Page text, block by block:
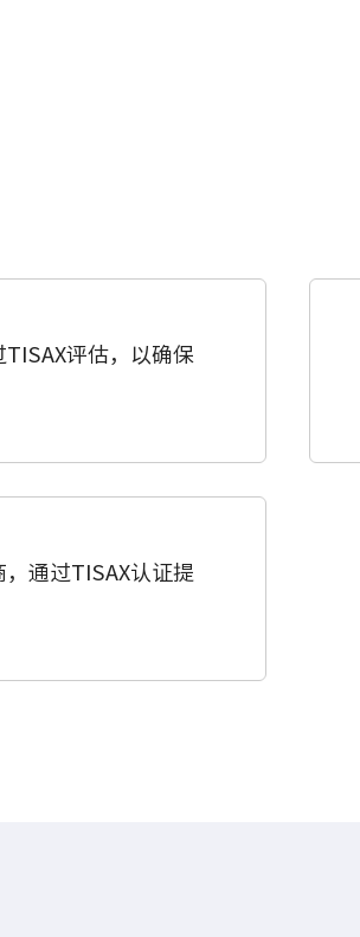
评估，以确保
通过TISAX认证提